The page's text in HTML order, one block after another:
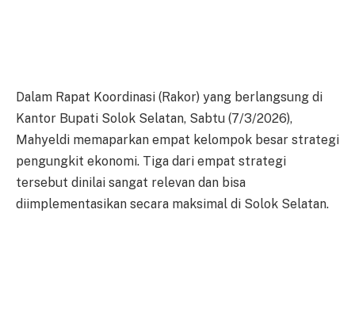
Dalam Rapat Koordinasi (Rakor) yang berlangsung di
Kantor Bupati Solok Selatan, Sabtu (7/3/2026),
Mahyeldi memaparkan empat kelompok besar strategi
pengungkit ekonomi. Tiga dari empat strategi
tersebut dinilai sangat relevan dan bisa
diimplementasikan secara maksimal di Solok Selatan.